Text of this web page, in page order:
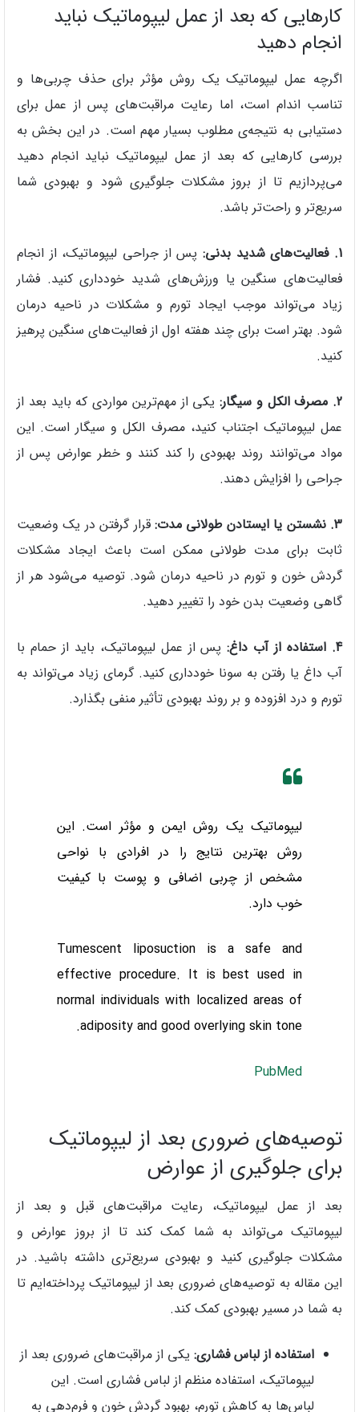
کارهایی که بعد از عمل لیپوماتیک نباید
انجام دهید
اگرچه عمل لیپوماتیک یک روش مؤثر برای حذف چربی‌ها و
تناسب اندام است، اما رعایت مراقبت‌های پس از عمل برای
دستیابی به نتیجه‌ی مطلوب بسیار مهم است. در این بخش به
بررسی کارهایی که بعد از عمل لیپوماتیک نباید انجام دهید
می‌پردازیم تا از بروز مشکلات جلوگیری شود و بهبودی شما
سریع‌تر و راحت‌تر باشد.
1. فعالیت‌های شدید بدنی:
پس از جراحی لیپوماتیک، از انجام
فعالیت‌های سنگین یا ورزش‌های شدید خودداری کنید. فشار
زیاد می‌تواند موجب ایجاد تورم و مشکلات در ناحیه درمان
شود. بهتر است برای چند هفته اول از فعالیت‌های سنگین پرهیز
کنید.
2. مصرف الکل و سیگار:
یکی از مهم‌ترین مواردی که باید بعد از
عمل لیپوماتیک اجتناب کنید، مصرف الکل و سیگار است. این
مواد می‌توانند روند بهبودی را کند کنند و خطر عوارض پس از
جراحی را افزایش دهند.
3. نشستن یا ایستادن طولانی مدت:
قرار گرفتن در یک وضعیت
ثابت برای مدت طولانی ممکن است باعث ایجاد مشکلات
گردش خون و تورم در ناحیه درمان شود. توصیه می‌شود هر از
گاهی وضعیت بدن خود را تغییر دهید.
4. استفاده از آب داغ:
پس از عمل لیپوماتیک، باید از حمام با
آب داغ یا رفتن به سونا خودداری کنید. گرمای زیاد می‌تواند به
تورم و درد افزوده و بر روند بهبودی تأثیر منفی بگذارد.
لیپوماتیک یک روش ایمن و مؤثر است. این
روش بهترین نتایج را در افرادی با نواحی
مشخص از چربی اضافی و پوست با کیفیت
خوب دارد.
Tumescent liposuction is a safe and
effective procedure. It is best used in
normal individuals with localized areas of
adiposity and good overlying skin tone.
PubMed
توصیه‌های ضروری بعد از لیپوماتیک
برای جلوگیری از عوارض
بعد از عمل لیپوماتیک، رعایت مراقبت‌های قبل و بعد از
لیپوماتیک می‌تواند به شما کمک کند تا از بروز عوارض و
مشکلات جلوگیری کنید و بهبودی سریع‌تری داشته باشید. در
این مقاله به توصیه‌های ضروری بعد از لیپوماتیک پرداخته‌ایم تا
به شما در مسیر بهبودی کمک کند.
استفاده از لباس فشاری: یکی از مراقبت‌های ضروری بعد از
لیپوماتیک، استفاده منظم از لباس فشاری است. این
لباس‌ها به کاهش تورم، بهبود گردش خون و فرم‌دهی به